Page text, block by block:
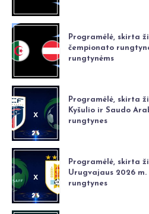
Programėlė, skirta
čempionato
rungtynėms
Programėlė, skirta
Kyšulio ir Saudo
rungtynes
Programėlė, skirta
Urugvajaus 2026
rungtynes